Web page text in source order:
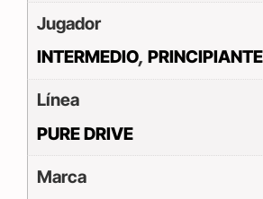
Jugador
INTERMEDIO, PRINCIPIANTE
Línea
PURE DRIVE
Marca